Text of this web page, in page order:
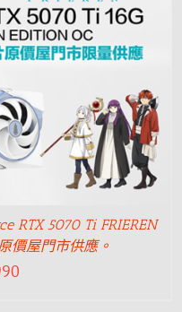
RTX 5070 Ti FRIEREN
價屋門市供應。